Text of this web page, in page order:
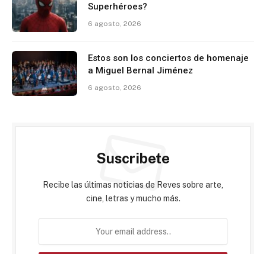
Superhéroes?
6 agosto, 2026
Estos son los conciertos de homenaje
a Miguel Bernal Jiménez
6 agosto, 2026
Suscribete
Recibe las últimas noticias de Reves sobre arte,
cine, letras y mucho más.